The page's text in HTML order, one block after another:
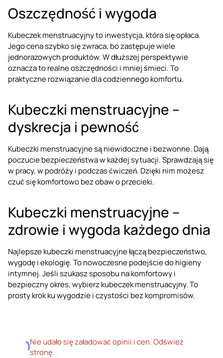
Oszczędność i wygoda
Kubeczek menstruacyjny to inwestycja, która się opłaca.
Jego cena szybko się zwraca, bo zastępuje wiele
jednorazowych produktów. W dłuższej perspektywie
oznacza to realne oszczędności i mniej śmieci. To
praktyczne rozwiązanie dla codziennego komfortu.
Kubeczki menstruacyjne –
dyskrecja i pewność
Kubeczki menstruacyjne są niewidoczne i bezwonne. Dają
poczucie bezpieczeństwa w każdej sytuacji. Sprawdzają się
w pracy, w podróży i podczas ćwiczeń. Dzięki nim możesz
czuć się komfortowo bez obaw o przecieki.
Kubeczki menstruacyjne –
zdrowie i wygoda każdego dnia
Najlepsze kubeczki menstruacyjne łączą bezpieczeństwo,
wygodę i ekologię. To nowoczesne podejście do higieny
intymnej. Jeśli szukasz sposobu na komfortowy i
bezpieczny okres, wybierz kubeczek menstruacyjny. To
prosty krok ku wygodzie i czystości bez kompromisów.
Nie udało się załadować opinii i cen. Odśwież
stronę.